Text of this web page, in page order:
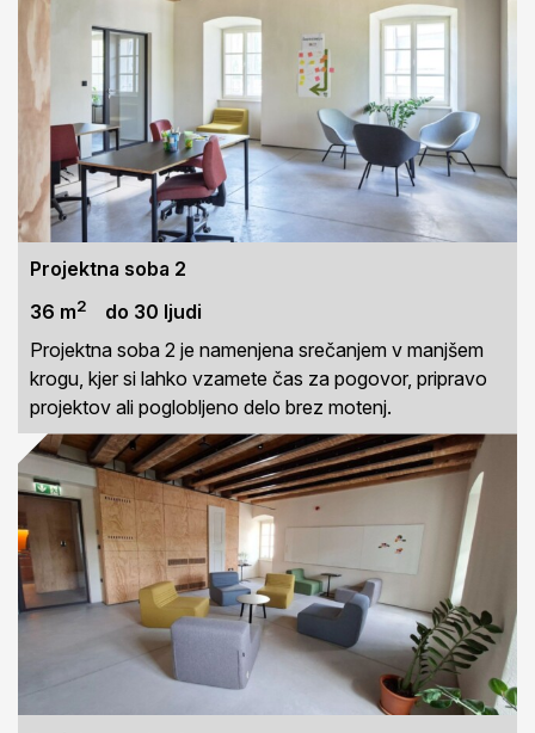
Projektna soba 2
36 m2
do 30 ljudi
Projektna soba 2 je namenjena srečanjem v manjšem
krogu, kjer si lahko vzamete čas za pogovor, pripravo
projektov ali poglobljeno delo brez motenj.